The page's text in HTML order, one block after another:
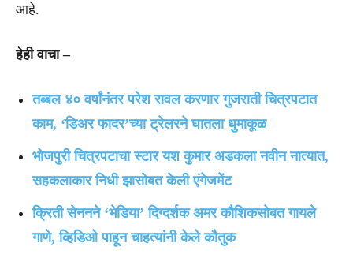
आहे.
हेही वाचा –
तब्बल ४० वर्षांनंतर परेश रावल करणार गुजराती चित्रपटात
काम, ‘डिअर फादर’च्या ट्रेलरने घातला धुमाकूळ
भोजपुरी चित्रपटाचा स्टार यश कुमार अडकला नवीन नात्यात,
सहकलाकार निधी झासोबत केली एंगेजमेंट
क्रिती सेननने ‘भेडिया’ दिग्दर्शक अमर कौशिकसोबत गायले
गाणे, व्हिडिओ पाहून चाहत्यांनी केले कौतुक